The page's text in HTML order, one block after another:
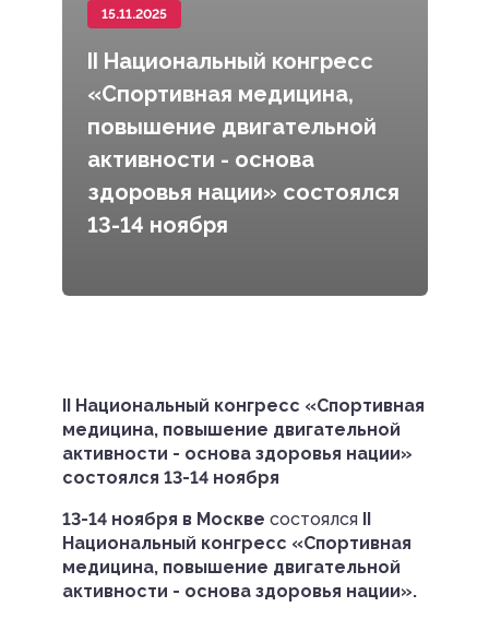
15.11.2025
II Национальный конгресс
«Спортивная медицина,
повышение двигательной
активности - основа
здоровья нации» состоялся
13-14 ноября
II Национальный конгресс «Спортивная
медицина, повышение двигательной
активности - основа здоровья нации»
состоялся 13-14 ноября
13-14 ноября в Москве состоялся II
Национальный конгресс «Спортивная
медицина, повышение двигательной
активности - основа здоровья нации».